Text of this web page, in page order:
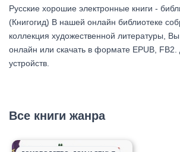
Русские хорошие электронные книги -
(Книгогид) В нашей онлайн библиотеке
коллекция художественной литературы,
онлайн или скачать в формате EPUB,
устройств.
Все книги жанра